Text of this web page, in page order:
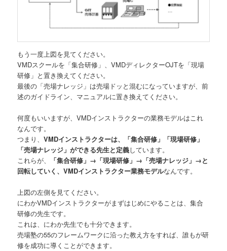
もう一度上図を見てください。
VMDスクールを「集合研修」、VMDディレクターOJTを「現場
研修」と置き換えてください。
最後の「売場ナレッジ」は売場ドッと混むになっていますが、前
述のガイドライン、マニュアルに置き換えてください。
何度もいいますが、VMDインストラクターの業務モデルはこれ
なんです。
つまり、VMDインストラクターは、「集合研修」「現場研修」
「売場ナレッジ」ができる先生と定義しています。
これらが、
「集合研修」→「現場研修」→「売場ナレッジ」→と
回転していく、VMDインストラクター業務モデルなんです。
上図の左側を見てください。
にわかVMDインストラクターがまずはじめにやることは、集合
研修の先生です。
これは、にわか先生でも十分できます。
売場塾の55のフレームワークに沿った教え方をすれば、誰もが研
修を成功に導くことができます。